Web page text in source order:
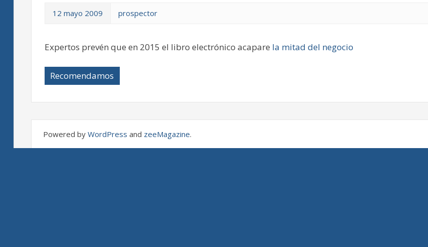
12 mayo 2009 prospector
Expertos prevén que en 2015 el libro electrónico acapare la mitad del negocio
Recomendamos
Powered by WordPress and zeeMagazine.